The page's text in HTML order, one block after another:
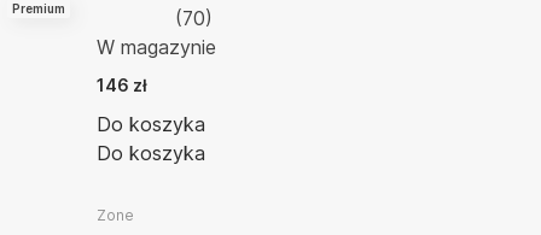
Premium (70)
W magazynie
146 zł
Do koszyka
Do koszyka
Zone